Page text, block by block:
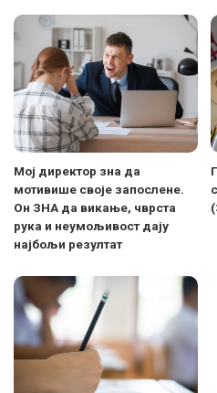
Мој директор зна да
мотивише своје запослене.
Он ЗНА да викање, чврста
рука и неумољивост дају
најбољи резултат